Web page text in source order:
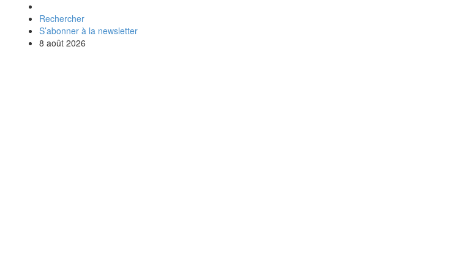
Rechercher
S’abonner à la newsletter
8 août 2026